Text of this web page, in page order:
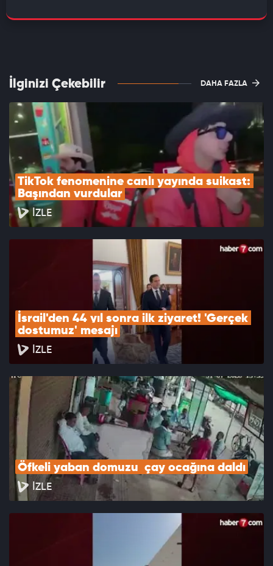
İlginizi Çekebilir DAHA FAZLA
TikTok fenomenine canlı yayında suikast:
Başından vurdular
İZLE
İsrail'den 44 yıl sonra ilk ziyaret! 'Gerçek
dostumuz' mesajı
İZLE
Öfkeli yaban domuzu  çay ocağına daldı
İZLE